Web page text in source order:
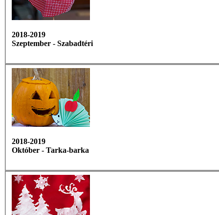
2018-2019
Szeptember - Szabadtéri
2018-2019
Október - Tarka-barka